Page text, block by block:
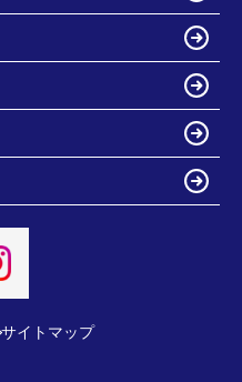
サイトマップ